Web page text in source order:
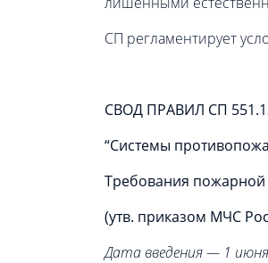
СП регламентирует
СВОД ПРАВИЛ СП
“Системы
Требования пожарной
(утв. приказом МЧС
Дата введения — 1